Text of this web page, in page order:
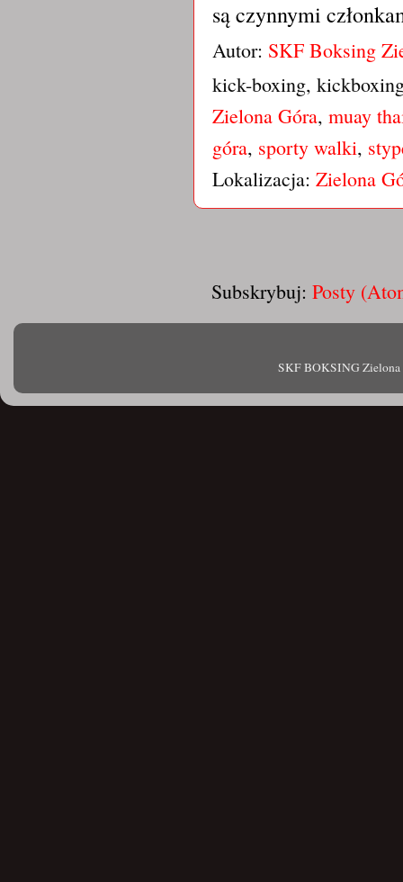
są czynnymi
Autor: SKF Boksing
kick-boxing,
Zielona Góra, muay
góra, sporty walki,
Lokalizacja: Zielona
Subskrybuj: Posty
SKF BOKSING Zielona